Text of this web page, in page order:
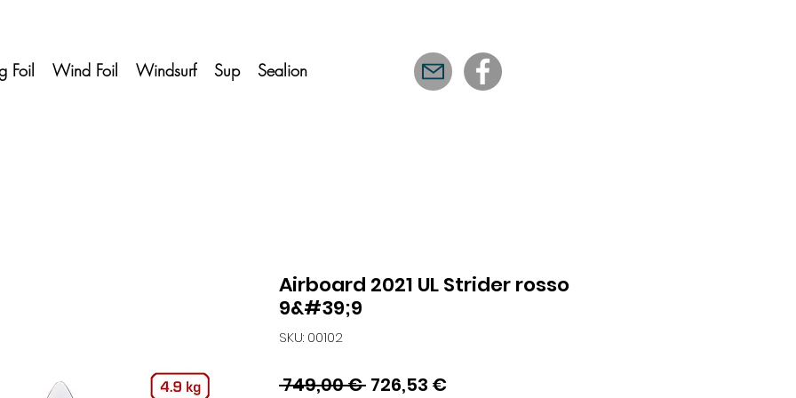
Foil Wind Foil Windsurf Sup Sealion
Airboard 2021 UL Strider rosso
9&#39;9
SKU: 00102
749,00 € Prezzo
726,53 €Prezzo